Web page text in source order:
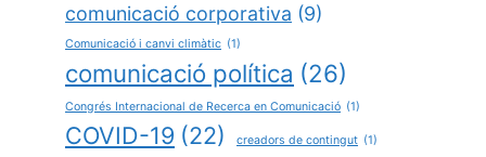
comunicació corporativa (9)
Comunicació i canvi climàtic (1)
comunicació política (26)
Congrés Internacional de Recerca en Comunicació (1)
COVID-19 (22) creadors de contingut (1)